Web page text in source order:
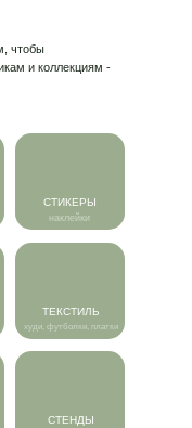
чтобы
и коллекциям -
СТИКЕРЫ
наклейки
ТЕКСТИЛЬ
худи, футболки, платки
СТЕНДЫ